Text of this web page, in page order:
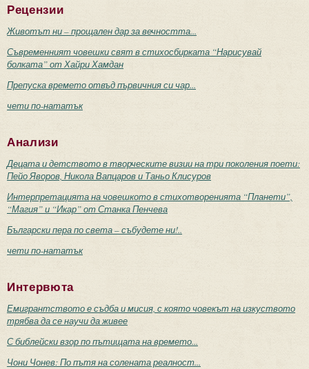
Рецензии
Животът ни – прощален дар за вечността...
Съвременният човешки свят в стихосбирката “Нарисувай
болката” от Хайри Хамдан
Препуска времето отвъд първичния си чар...
чети по-нататък
Анализи
Децата и детството в творческите визии на три поколения поети:
Пейо Яворов, Никола Вапцаров и Таньо Клисуров
Интерпретацията на човешкото в стихотворенията “Планети”,
“Магия” и “Икар” от Станка Пенчева
Български пера по света – събудете ни!..
чети по-нататък
Интервюта
Емигрантството е съдба и мисия, с която човекът на изкуството
трябва да се научи да живее
С библейски взор по пътищата на времето...
Чони Чонев: По пътя на солената реалност...